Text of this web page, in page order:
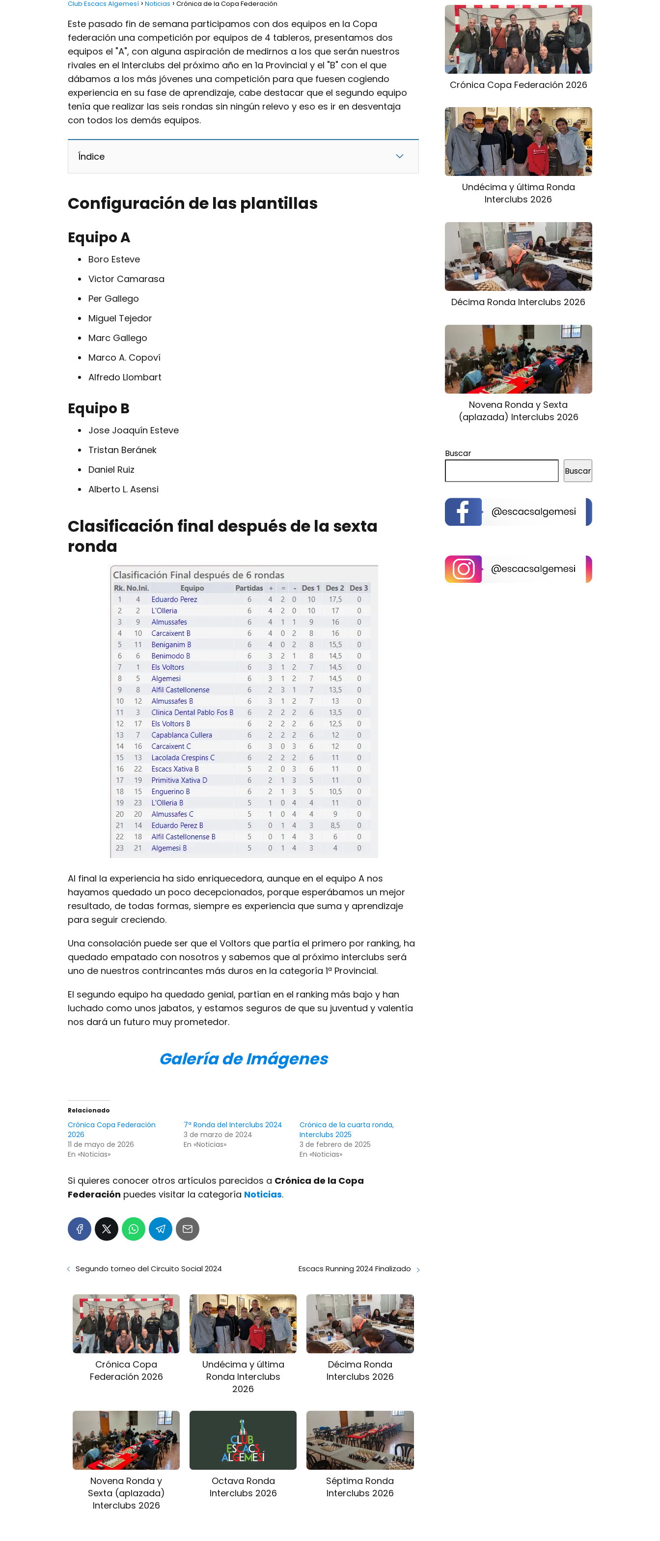
Club Escacs Algemesí Noticias Crónica de la Copa Federación
Este pasado fin de semana participamos con dos equipos en la Copa
federación una competición por equipos de 4 tableros, presentamos dos
equipos el "A", con alguna aspiración de medirnos a los que serán nuestros
rivales en el Interclubs del próximo año en 1a Provincial y el "B" con el que
dábamos a los más jóvenes una competición para que fuesen cogiendo
experiencia en su fase de aprendizaje, cabe destacar que el segundo equipo
tenía que realizar las seis rondas sin ningún relevo y eso es ir en desventaja
con todos los demás equipos.
Índice
Configuración de las plantillas
Equipo A
Boro Esteve
Victor Camarasa
Per Gallego
Miguel Tejedor
Marc Gallego
Marco A. Copoví
Alfredo Llombart
Equipo B
Jose Joaquín Esteve
Tristan Beránek
Daniel Ruiz
Alberto L. Asensi
Clasificación final después de la sexta
ronda
Al final la experiencia ha sido enriquecedora, aunque en el equipo A nos
hayamos quedado un poco decepcionados, porque esperábamos un mejor
resultado, de todas formas, siempre es experiencia que suma y aprendizaje
para seguir creciendo.
Una consolación puede ser que el Voltors que partía el primero por ranking, ha
quedado empatado con nosotros y sabemos que al próximo interclubs será
uno de nuestros contrincantes más duros en la categoría 1ª Provincial.
El segundo equipo ha quedado genial, partían en el ranking más bajo y han
luchado como unos jabatos, y estamos seguros de que su juventud y valentía
nos dará un futuro muy prometedor.
Galería de Imágenes
Relacionado
Crónica Copa Federación
2026
11 de mayo de 2026
En «Noticias»
7ª Ronda del Interclubs 2024
3 de marzo de 2024
En «Noticias»
Crónica de la cuarta ronda,
Interclubs 2025
3 de febrero de 2025
En «Noticias»
Si quieres conocer otros artículos parecidos a Crónica de la Copa
Federación puedes visitar la categoría Noticias.
Segundo torneo del Circuito Social 2024 Escacs Running 2024 Finalizado
Crónica Copa
Federación 2026
Undécima y última
Ronda Interclubs
2026
Décima Ronda
Interclubs 2026
Novena Ronda y
Sexta (aplazada)
Interclubs 2026
Octava Ronda
Interclubs 2026
Séptima Ronda
Interclubs 2026
Crónica Copa Federación 2026
Undécima y última Ronda
Interclubs 2026
Décima Ronda Interclubs 2026
Novena Ronda y Sexta
(aplazada) Interclubs 2026
Buscar
Buscar